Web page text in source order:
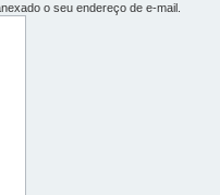
o seu endereço de e-mail.